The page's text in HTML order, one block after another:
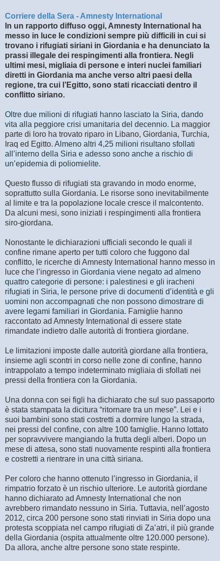
Corriere della Sera - Amnesty International
In un rapporto diffuso oggi, Amnesty International ha
messo in luce le condizioni sempre più difficili in cui si
trovano i rifugiati siriani in Giordania e ha denunciato la
prassi illegale dei respingimenti alla frontiera. Negli
ultimi mesi, migliaia di persone e interi nuclei familiari
diretti in Giordania ma anche verso altri paesi della
regione, tra cui l’Egitto, sono stati ricacciati dentro il
conflitto siriano.
Oltre due milioni di rifugiati hanno lasciato la Siria, dando
vita alla peggiore crisi umanitaria del decennio. La maggior
parte di loro ha trovato riparo in Libano, Giordania, Turchia,
Iraq ed Egitto. Almeno altri 4,25 milioni risultano sfollati
all’interno della Siria e adesso sono anche a rischio di
un’epidemia di poliomielite.
Questo flusso di rifugiati sta gravando in modo enorme,
soprattutto sulla Giordania. Le risorse sono inevitabilmente
al limite e tra la popolazione locale cresce il malcontento.
Da alcuni mesi, sono iniziati i respingimenti alla frontiera
siro-giordana.
Nonostante le dichiarazioni ufficiali secondo le quali il
confine rimane aperto per tutti coloro che fuggono dal
conflitto, le ricerche di Amnesty International hanno messo in
luce che l’ingresso in Giordania viene negato ad almeno
quattro categorie di persone: i palestinesi e gli iracheni
rifugiati in Siria, le persone prive di documenti d’identità e gli
uomini non accompagnati che non possono dimostrare di
avere legami familiari in Giordania. Famiglie hanno
raccontato ad Amnesty International di essere state
rimandate indietro dalle autorità di frontiera giordane.
Le limitazioni imposte dalle autorità giordane alla frontiera,
insieme agli scontri in corso nelle zone di confine, hanno
intrappolato a tempo indeterminato migliaia di sfollati nei
pressi della frontiera con la Giordania.
Una donna con sei figli ha dichiarato che sul suo passaporto
è stata stampata la dicitura “ritornare tra un mese”. Lei e i
suoi bambini sono stati costretti a dormire lungo la strada,
nei pressi del confine, con altre 100 famiglie. Hanno lottato
per sopravvivere mangiando la frutta degli alberi. Dopo un
mese di attesa, sono stati nuovamente respinti alla frontiera
e costretti a rientrare in una città siriana.
Per coloro che hanno ottenuto l’ingresso in Giordania, il
rimpatrio forzato è un rischio ulteriore. Le autorità giordane
hanno dichiarato ad Amnesty International che non
avrebbero rimandato nessuno in Siria. Tuttavia, nell’agosto
2012, circa 200 persone sono stati rinviati in Siria dopo una
protesta scoppiata nel campo rifugiati di Za’atri, il più grande
della Giordania (ospita attualmente oltre 120.000 persone).
Da allora, anche altre persone sono state respinte.